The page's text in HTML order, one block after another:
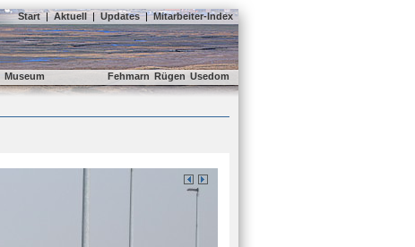
Start | Aktuell | Updates | Mitarbeiter-Index
Museum Fehmarn Rügen Usedom